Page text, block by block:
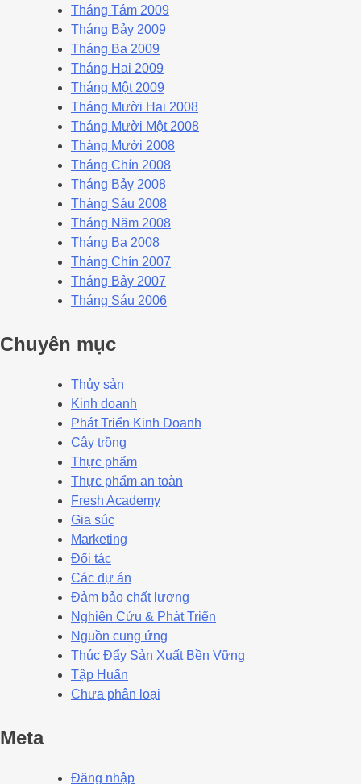
Tháng Tám 2009
Tháng Bảy 2009
Tháng Ba 2009
Tháng Hai 2009
Tháng Một 2009
Tháng Mười Hai 2008
Tháng Mười Một 2008
Tháng Mười 2008
Tháng Chín 2008
Tháng Bảy 2008
Tháng Sáu 2008
Tháng Năm 2008
Tháng Ba 2008
Tháng Chín 2007
Tháng Bảy 2007
Tháng Sáu 2006
Chuyên mục
Thủy sản
Kinh doanh
Phát Triển Kinh Doanh
Cây trồng
Thực phẩm
Thực phẩm an toàn
Fresh Academy
Gia súc
Marketing
Đối tác
Các dự án
Đảm bảo chất lượng
Nghiên Cứu & Phát Triển
Nguồn cung ứng
Thúc Đẩy Sản Xuất Bền Vững
Tập Huấn
Chưa phân loại
Meta
Đăng nhập